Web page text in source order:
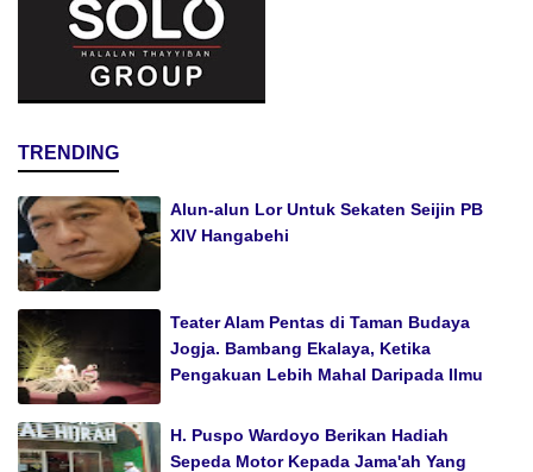
TRENDING
Alun-alun Lor Untuk Sekaten Seijin PB
XIV Hangabehi
Teater Alam Pentas di Taman Budaya
Jogja. Bambang Ekalaya, Ketika
Pengakuan Lebih Mahal Daripada Ilmu
H. Puspo Wardoyo Berikan Hadiah
Sepeda Motor Kepada Jama'ah Yang